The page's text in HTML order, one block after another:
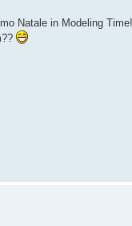
Natale in Modeling